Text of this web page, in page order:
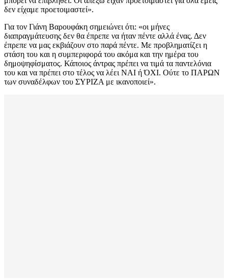
δεν είχαμε προετοιμαστεί».
Για τον Γιάνη Βαρουφάκη σημειώνει ότι: «οι μήνες
διαπραγμάτευσης δεν θα έπρεπε να ήταν πέντε αλλά ένας. Δεν
έπρεπε να μας εκβιάζουν στο παρά πέντε. Με προβληματίζει η
στάση του και η συμπεριφορά του ακόμα και την ημέρα του
δημοψηφίσματος. Κάποιος άντρας πρέπει να τιμά τα παντελόνια
του και να πρέπει στο τέλος να λέει ΝΑΙ ή ΌΧΙ. Ούτε το ΠΑΡΩΝ
των συναδέλφων του ΣΥΡΙΖΑ με ικανοποιεί».